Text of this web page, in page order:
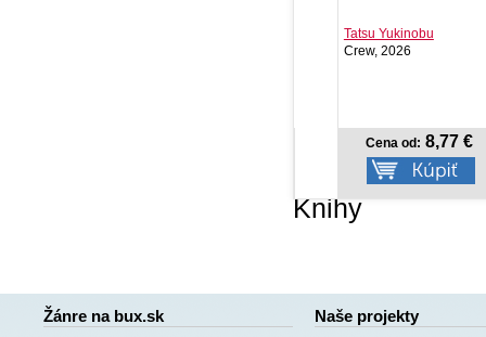
Tatsu Yukinobu
Crew, 2026
Cena od:8,77 €
Knihy
Žánre na bux.sk Naše projekty